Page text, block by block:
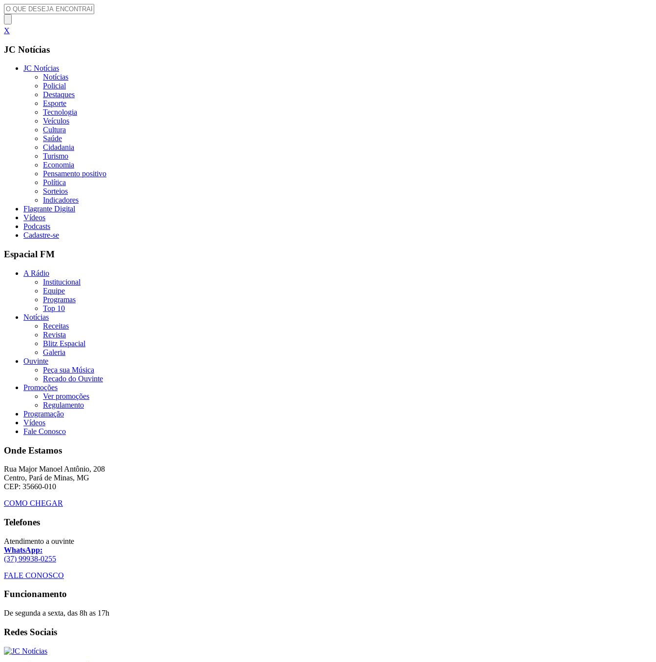
X
JC Notícias
JC Notícias
Notícias
Policial
Destaques
Esporte
Tecnologia
Veículos
Cultura
Saúde
Cidadania
Turismo
Economia
Pensamento positivo
Política
Sorteios
Indicadores
Flagrante Digital
Vídeos
Podcasts
Cadastre-se
Espacial FM
A Rádio
Institucional
Equipe
Programas
Top 10
Notícias
Receitas
Revista
Blitz Espacial
Galeria
Ouvinte
Peça sua Música
Recado do Ouvinte
Promoções
Ver promoções
Regulamento
Programação
Vídeos
Fale Conosco
Onde Estamos
Rua Major Manoel Antônio, 208
Centro, Pará de Minas, MG
CEP: 35660-010
COMO CHEGAR
Telefones
Atendimento a ouvinte
WhatsApp:
(37) 99938-0255
FALE CONOSCO
Funcionamento
De segunda a sexta, das 8h as 17h
Redes Sociais